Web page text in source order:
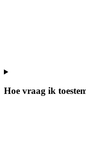
Hoe vraag ik